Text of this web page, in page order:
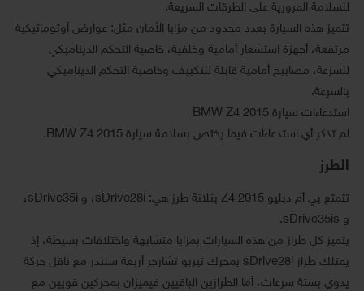
للسلامة المرورية على الطرقات السريعة.
تتميز هذه السيارة بعدد محدود من مزايا الأمان مثل: عوارض أوتوماتيكية
مرتفعة، أجهزة استشعار أمامية وخلفية، خاصية التحكم الديناميكي
للسرعة، مصابيح أمامية قابلة للتكييف وخاصية التحكم الديناميكي
بالسرعة.
استدعاءات سيارة BMW Z4 2015
لم تذكر أي استدعاءات فيما يختص بسلامة سيارة BMW Z4 2015.
الطرز
تتمتع بي أم دبليو Z4 2015 بثلاثة طرز هي: sDrive28i، و sDrive35i،
و sDrive35is.
يتميز كل طراز من هذه السيارات بمزايا متشابهة واختلافات بسيطة، إذ
يمتلك طراز sDrive28i بمحرك تيربو تشارجر أربعة سلندر مع ناقل حركة
يدوي بستة سرعات، أما الطرازين الباقيين فيميزان بمحركين قويين مع